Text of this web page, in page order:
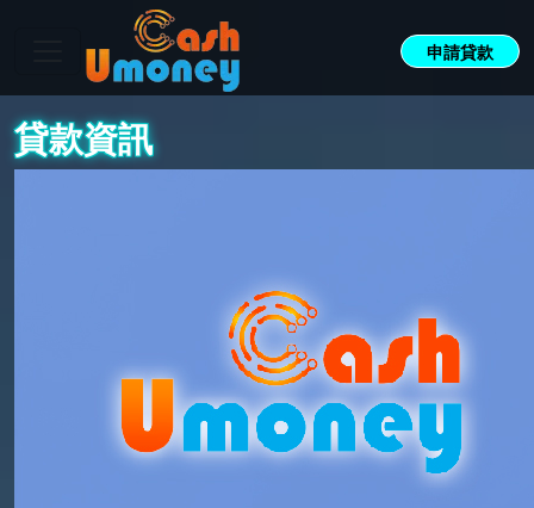
申請貸款
貸款資訊